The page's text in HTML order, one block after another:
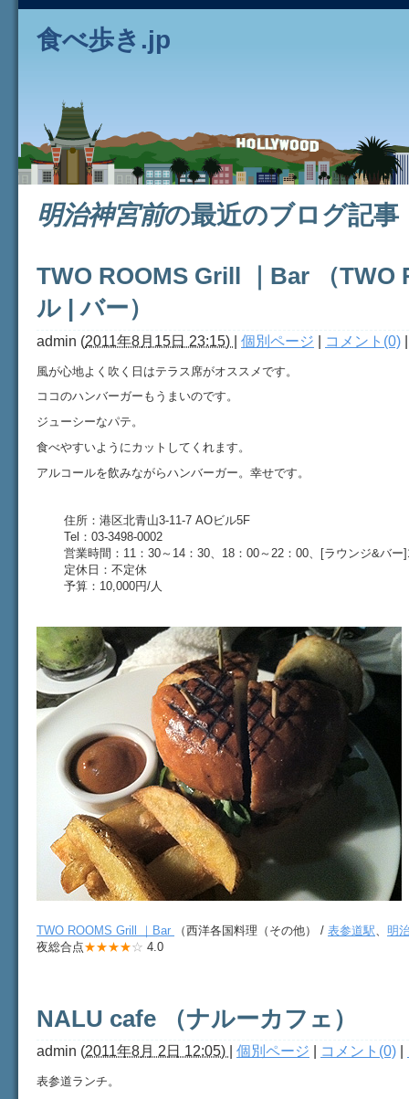
食べ歩き.jp
明治神宮前の最近のブログ記事
TWO ROOMS Grill ｜Bar （TWO
ル | バー）
admin (2011年8月15日 23:15) 個別ページ コメント(0)
風が心地よく吹く日はテラス席がオススメです。
ココのハンバーガーもうまいのです。
ジューシーなパテ。
食べやすいようにカットしてくれます。
アルコールを飲みながらハンバーガー。幸せです。
住所：港区北青山3-11-7 AOビル5F
Tel：03-3498-0002
営業時間：11：30～14：30、18：00～22：00、[ラウンジ&バー
定休日：不定休
予算：10,000円/人
TWO ROOMS Grill ｜Bar （西洋各国料理（その他） / 表参道駅、 明
夜総合点★★★★☆ 4.0
NALU cafe （ナルーカフェ）
admin (2011年8月 2日 12:05) 個別ページ コメント(0)
表参道ランチ。